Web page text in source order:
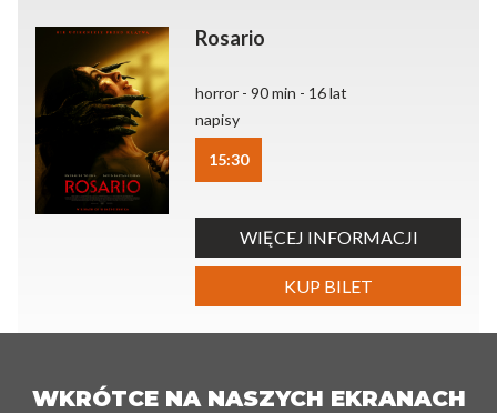
Rosario
horror - 90 min - 16 lat
napisy
15:30
WIĘCEJ INFORMACJI
KUP BILET
WKRÓTCE NA NASZYCH EKRANACH